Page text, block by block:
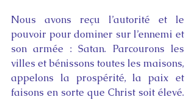
Nous avons reçu l’autorité et le
pouvoir pour dominer sur l’ennemi et
son armée : Satan. Parcourons les
villes et bénissons toutes les maisons,
appelons la prospérité, la paix et
faisons en sorte que Christ soit élevé.